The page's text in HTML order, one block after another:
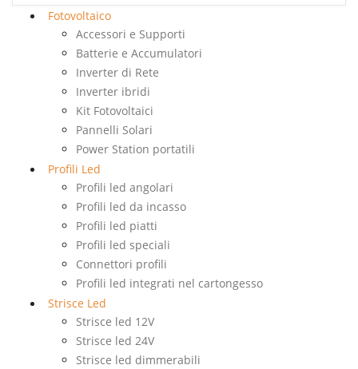
Fotovoltaico
Accessori e Supporti
Batterie e Accumulatori
Inverter di Rete
Inverter ibridi
Kit Fotovoltaici
Pannelli Solari
Power Station portatili
Profili Led
Profili led angolari
Profili led da incasso
Profili led piatti
Profili led speciali
Connettori profili
Profili led integrati nel cartongesso
Strisce Led
Strisce led 12V
Strisce led 24V
Strisce led dimmerabili